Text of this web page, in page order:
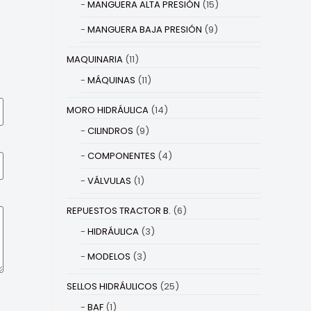
MANGUERA ALTA PRESIÓN (15)
MANGUERA BAJA PRESIÓN (9)
MAQUINARIA (11)
MÁQUINAS (11)
MORO HIDRÁULICA (14)
CILINDROS (9)
COMPONENTES (4)
VÁLVULAS (1)
REPUESTOS TRACTOR B. (6)
HIDRÁULICA (3)
MODELOS (3)
SELLOS HIDRÁULICOS (25)
BAF (1)